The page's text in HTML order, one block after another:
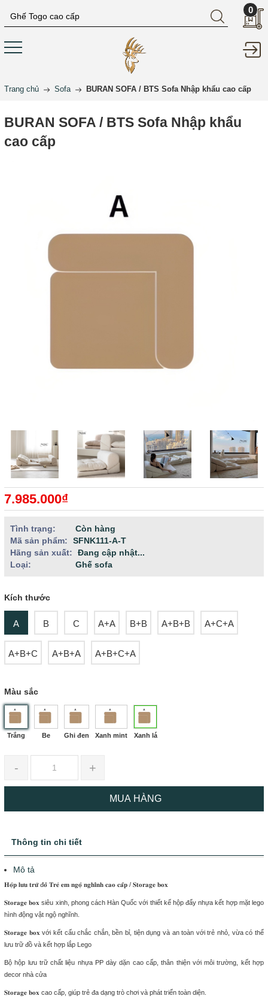
0
Trang chủ Sofa BURAN SOFA / BTS Sofa Nhập khẩu cao cấp
BURAN SOFA / BTS Sofa Nhập khẩu
cao cấp
7.985.000₫
Tình trạng:
Còn hàng
Mã sản phẩm:
SFNK111-A-T
Hãng sản xuất:
Đang cập nhật...
Loại:
Ghế sofa
Kích thước
A B C A+A B+B A+B+B A+C+A
A+B+C A+B+A A+B+C+A
Màu sắc
Trắng Be Ghi đen Xanh mint Xanh lá
- +
MUA HÀNG
Thông tin chi tiết
Mô tả
𝐇𝐨̣̂𝐩 𝐥𝐮̛𝐮 𝐭𝐫𝐮̛̃ đ𝐨̂̀ 𝐓𝐫𝐞̉ 𝐞𝐦 𝐧𝐠𝐨̣̂ 𝐧𝐠𝐡𝐢̃𝐧𝐡 𝐜𝐚𝐨 𝐜𝐚̂́𝐩 / 𝐒𝐭𝐨𝐫𝐚𝐠𝐞 𝐛𝐨𝐱
𝐒𝐭𝐨𝐫𝐚𝐠𝐞 𝐛𝐨𝐱 siêu xinh, phong cách Hàn Quốc với thiết kế hộp đẩy nhựa kết hợp mặt lego
hình động vật ngộ nghĩnh.
𝐒𝐭𝐨𝐫𝐚𝐠𝐞 𝐛𝐨𝐱 với kết cấu chắc chắn, bền bỉ, tiện dụng và an toàn với trẻ nhỏ, vừa có thể
lưu trữ đồ và kết hợp lắp Lego
Bộ hộp lưu trữ chất liệu nhựa PP dày dặn cao cấp, thân thiện với môi trường, kết hợp
decor nhà cửa
𝐒𝐭𝐨𝐫𝐚𝐠𝐞 𝐛𝐨𝐱 cao cấp, giúp trẻ đa dạng trò chơi và phát triển toàn diện.